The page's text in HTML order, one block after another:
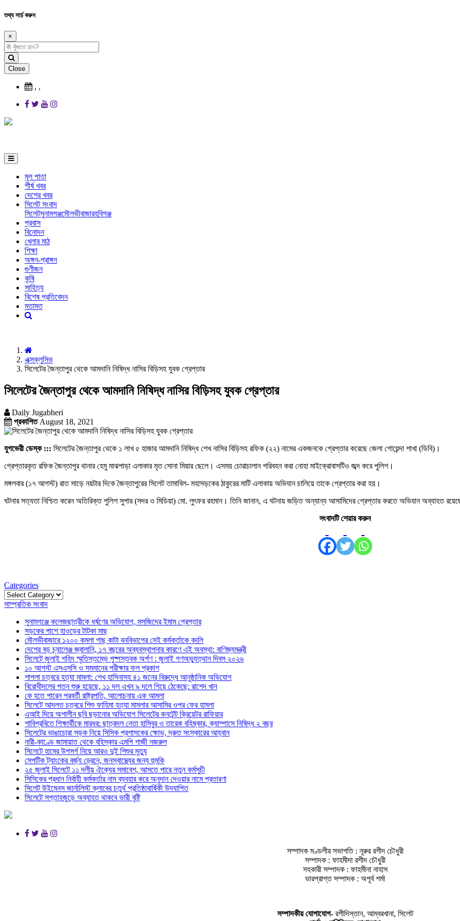
তথ্য সার্চ করুন
×
Close
, ,
মূল পাতা
শীর্ষ খবর
দেশের খবর
সিলেট সংবাদ
সিলেটসুনামগঞ্জমৌলভীবাজারহবিগঞ্জ
প্রবাস
বিনোদন
খেলার মাঠ
শিক্ষা
অঙ্গন-প্রাঙ্গন
গুণীজন
কৃষি
সাহিত্য
বিশেষ প্রতিবেদন
মতামত
এক্সক্লুসিভ
সিলেটের জৈন্তাপুর থেকে আমদানি নিষিদ্ধ নাসির বিড়িসহ যুবক গ্রেপ্তার
সিলেটের জৈন্তাপুর থেকে আমদানি নিষিদ্ধ নাসির বিড়িসহ যুবক গ্রেপ্তার
Daily Jugabheri
প্রকাশিতAugust 18, 2021
যুগভেরী ডেস্ক ::: সিলেটের জৈন্তাপুর থেকে ১ লাখ ৫ হাজার আমদানি নিষিদ্ধ শেখ নাসির বিড়িসহ রফিক (২২) নামের একজনকে গ্রেপ্তার করেছে জেলা গোয়েন্দা শাখা (ডিবি)।
গ্রেপ্তারকৃত রফিক জৈন্তাপুর থানার হেমু মাঝপাড়া এলাকার মৃত সোনা মিয়ার ছেলে। এসময় চোরাচালান পরিবহন করা নোহা মাইক্রোবাসটিও জব্দ করে পুলিশ।
মঙ্গলবার (১৭ আগস্ট) রাত সাড়ে নয়টার দিকে জৈন্তাপুরের সিলেট তামাবিল- মহাসড়কের ঠাকুরের মাটি এলাকায় অভিযান চালিয়ে তাকে গ্রেপ্তার করা হয়।
ঘটনার সত্যতা নিশ্চিত করেন অতিরিক্ত পুলিশ সুপার (সদর ও মিডিয়া) মো. লুৎফর রহমান। তিনি জানান, এ ঘটনায় জড়িত অন্যান্য আসামিদের গ্রেপ্তার করতে অভিযান অব্যাহত
সংবাদটি শেয়ার করুন
Categories
Categories
সাম্প্রতিক সংবাদ
সুনামগঞ্জে কলেজছাত্রীকে ধর্ষণের অভিযোগ, মসজিদের ইমাম গ্রেপ্তার
সড়কের পাশে হাওড়ের টাটকা মাছ
মৌলভীবাজারে ১২০০ কমলা গাছ কাটা বনবিভাগের সেই কর্মকর্তাকে বদলি
দেশের বড় চ্যালেঞ্জ জ্বালানি, ১৭ বছরের অব্যবস্থাপনার কারণে এই অবস্থা: বাণিজ্যমন্ত্রী
সিলেটে জুলাই শহিদ স্মৃতিস্তম্ভে পুষ্পস্তবক অর্পণ : জুলাই গণঅভ্যুত্থান দিবস ২০২৬
১০ আগস্ট এসএসসি ও সমমানের পরীক্ষার ফল প্রকাশ
শাপলা চত্বরে হত্যা মামলা: শেখ হাসিনাসহ ৪১ জনের বিরুদ্ধে আনুষ্ঠানিক অভিযোগ
বিরোধীদলের পতন শুরু হয়েছে, ১১ দল এখন ৯ দলে গিয়ে ঠেকেছে: রাশেদ খান
কে হতে পারেন পরবর্তী রাষ্ট্রপতি, আলোচনায় এক আমলা
সিলেটে আদলত চত্বরে শিশু ফাহিমা হত্যা মামলার আসামির ওপর ফের হামলা
এআই দিয়ে অশালীন ছবি ছড়ানোর অভিযোগ সিলেটের কনটেন্ট ক্রিয়েটর রাফিয়ার
শাবিপ্রবিতে শিক্ষার্থীকে মারধর: ছাত্রদল নেতা হাসিবুর ও তারেক বহিষ্কার, ক্যাম্পাসে নিষিদ্ধ ২ বছর
সিলেটের ভাঙাচোরা সড়ক নিয়ে সিসিক প্রশাসকের ক্ষোভ, দ্রুত সংস্কারের আহ্বান
নারী-কাণ্ডে জামায়াত থেকে বহিস্কার এমপি গাজী নজরুল
সিলেটে হামের উপসর্গ নিয়ে আরও দুই শিশুর মৃত্যু
সেপটিক ট্যাংকের বর্জ্য ড্রেনে, জনস্বাস্থ্যের জন্য হুমকি
২৫ জুলাই সিলেটে ১১ দলীয় ঐক্যের সমাবেশ, আসতে পারে নতুন কর্মসুচী
সিসিকের প্রধান নির্বাহী কর্মকর্তার নাম ব্যবহার করে অনুদান দেওয়ার নামে প্রতারণা
সিলেট উইমেনস জার্নালিস্ট ক্লাবের চতুর্থ প্রতিষ্ঠাবার্ষিকী উদযাপিত
সিলেটে সপ্তাহজুড়ে অব্যাহত থাকবে ভারী বৃষ্টি
সম্পাদক মণ্ডলীর সভাপতি : নূরুর রশীদ চৌধুরী
সম্পাদক : ফাহমীদা রশীদ চৌধুরী
সহকারী সম্পাদক : ফাহমীনা নাহাস
ভারপ্রাপ্ত সম্পাদক : অপূর্ব শর্মা
সম্পাদকীয় যােগাযোগ-রশীদিস্তান, আম্বরখানা, সিলেট